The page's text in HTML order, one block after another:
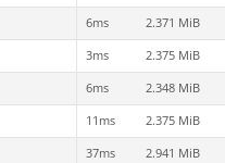
6ms 2.371 MiB
3ms 2.375 MiB
6ms 2.348 MiB
11ms 2.375 MiB
37ms 2.941 MiB